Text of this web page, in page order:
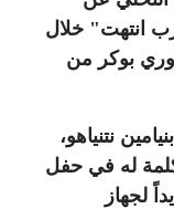
انتهت" خلال
بوكر من
نتنياهو،
كلمة له في حفل
لجهاز